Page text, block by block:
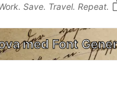
Save. Travel. Repeat.
med Font